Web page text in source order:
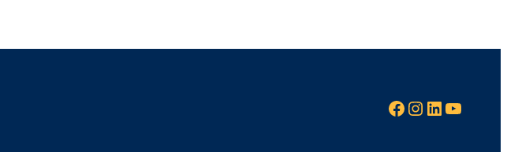
Facebook InstagramLinkedIn YouTube